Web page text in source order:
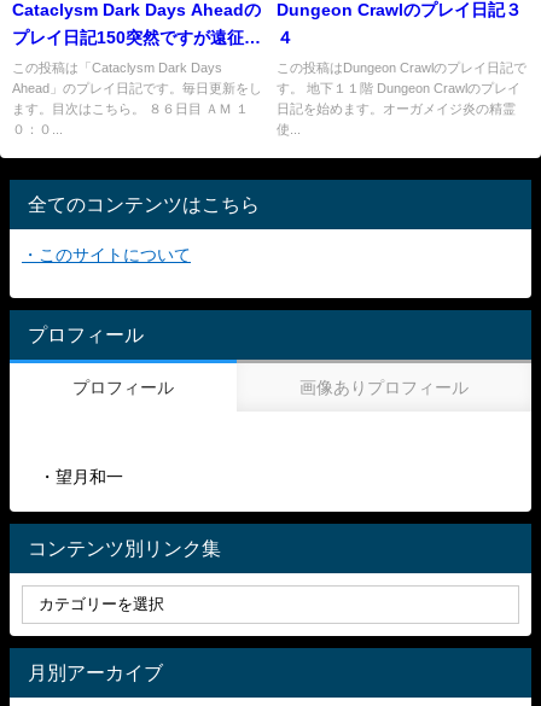
Cataclysm Dark Days Aheadの
プレイ日記150突然ですが遠征を
中断します
この投稿は「Cataclysm Dark Days
Ahead」のプレイ日記です。毎日更新をし
ます。目次はこちら。 ８６日目 ＡＭ １
０：０...
Dungeon Crawlのプレイ日記３
４
この投稿はDungeon Crawlのプレイ日記で
す。 地下１１階 Dungeon Crawlのプレイ
日記を始めます。オーガメイジ炎の精霊
使...
全てのコンテンツはこちら
・このサイトについて
プロフィール
プロフィール 画像ありプロフィール
・望月和一
コンテンツ別リンク集
月別アーカイブ